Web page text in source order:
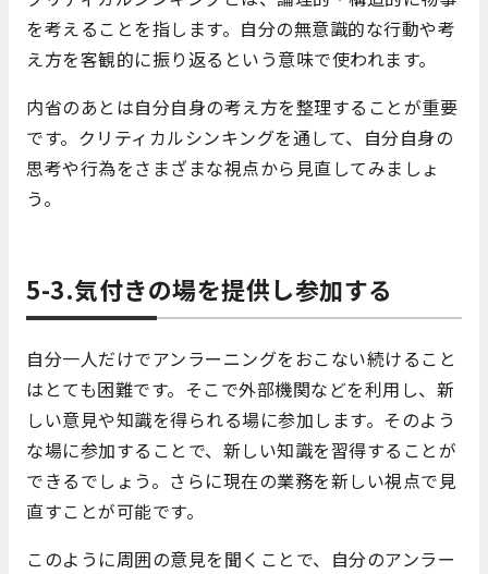
を考えることを指します。自分の無意識的な行動や考
え方を客観的に振り返るという意味で使われます。
内省のあとは自分自身の考え方を整理することが重要
です。クリティカルシンキングを通して、自分自身の
思考や行為をさまざまな視点から見直してみましょ
う。
5-3.気付きの場を提供し参加する
自分一人だけでアンラーニングをおこない続けること
はとても困難です。そこで外部機関などを利用し、新
しい意見や知識を得られる場に参加します。そのよう
な場に参加することで、新しい知識を習得することが
できるでしょう。さらに現在の業務を新しい視点で見
直すことが可能です。
このように周囲の意見を聞くことで、自分のアンラー